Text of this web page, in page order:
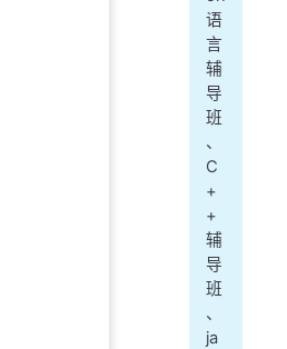
语
言
辅
导
班
、
C
+
+
辅
导
班
、
ja